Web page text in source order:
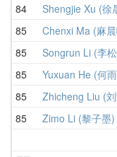
84 Shengjie Xu (徐
85 Chenxi Ma (麻
85 Songrun Li (李
85 Yuxuan He (何
85 Zhicheng Liu (
85 Zimo Li (黎子墨)